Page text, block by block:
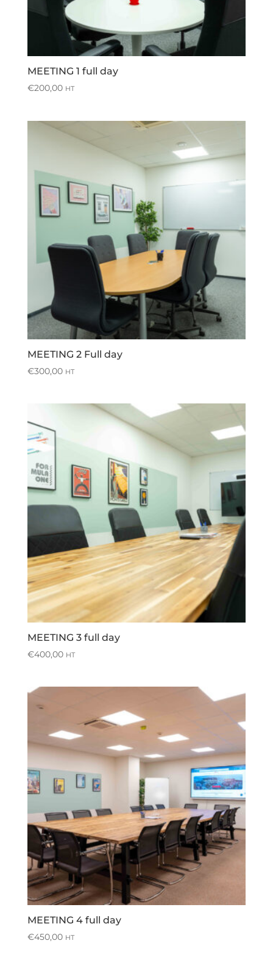
MEETING 1 full day
€200,00 HT
MEETING 2 Full day
€300,00 HT
MEETING 3 full day
€400,00 HT
MEETING 4 full day
€450,00 HT